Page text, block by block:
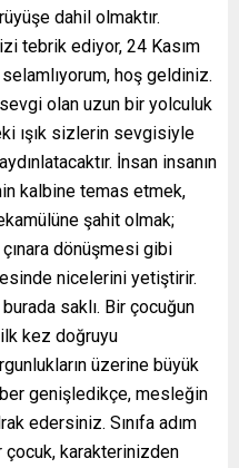
dahil olmaktır.
tebrik ediyor, 24 Kasım
hoş geldiniz.
olan uzun bir yolculuk
ışık sizlerin sevgisiyle
İnsan insanın
kalbine temas etmek,
şahit olmak;
dönüşmesi gibi
nicelerini yetiştirir.
saklı. Bir çocuğun
ilk kez doğruyu
üzerine büyük
genişledikçe, mesleğin
edersiniz. Sınıfa adım
çocuk, karakterinizden